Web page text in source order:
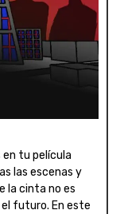
en tu película
las escenas y
la cinta no es
futuro. En este